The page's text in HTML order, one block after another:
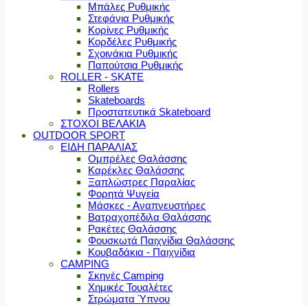
Μπάλες Ρυθμικής
Στεφάνια Ρυθμικής
Κορίνες Ρυθμικής
Κορδέλες Ρυθμικής
Σχοινάκια Ρυθμικής
Παπούτσια Ρυθμικής
ROLLER - SKATE
Rollers
Skateboards
Προστατευτικά Skateboard
ΣΤΟΧΟΙ ΒΕΛΑΚΙΑ
OUTDOOR SPORT
ΕΙΔΗ ΠΑΡΑΛΙΑΣ
Ομπρέλες Θαλάσσης
Καρέκλες Θαλάσσης
Ξαπλώστρες Παραλίας
Φορητά Ψυγεία
Μάσκες - Αναπνευστήρες
Βατραχοπέδιλα Θαλάσσης
Ρακέτες Θαλάσσης
Φουσκωτά Παιχνίδια Θαλάσσης
Κουβαδάκια - Παιχνίδια
CAMPING
Σκηνές Camping
Χημικές Τουαλέτες
Στρώματα Ύπνου